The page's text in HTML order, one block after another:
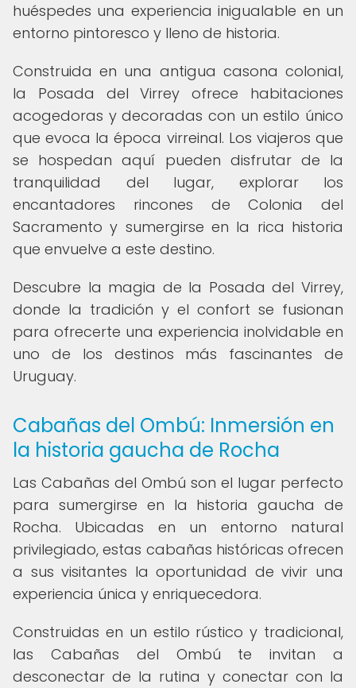
huéspedes una experiencia inigualable en un
entorno pintoresco y lleno de historia.
Construida en una antigua casona colonial,
la Posada del Virrey ofrece habitaciones
acogedoras y decoradas con un estilo único
que evoca la época virreinal. Los viajeros que
se hospedan aquí pueden disfrutar de la
tranquilidad del lugar, explorar los
encantadores rincones de Colonia del
Sacramento y sumergirse en la rica historia
que envuelve a este destino.
Descubre la magia de la Posada del Virrey,
donde la tradición y el confort se fusionan
para ofrecerte una experiencia inolvidable en
uno de los destinos más fascinantes de
Uruguay.
Cabañas del Ombú: Inmersión en
la historia gaucha de Rocha
Las Cabañas del Ombú son el lugar perfecto
para sumergirse en la historia gaucha de
Rocha. Ubicadas en un entorno natural
privilegiado, estas cabañas históricas ofrecen
a sus visitantes la oportunidad de vivir una
experiencia única y enriquecedora.
Construidas en un estilo rústico y tradicional,
las Cabañas del Ombú te invitan a
desconectar de la rutina y conectar con la